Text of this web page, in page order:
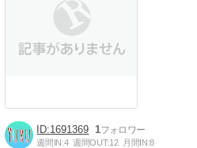
1691369 1
週間IN:4 週間OUT:12 月間IN:8